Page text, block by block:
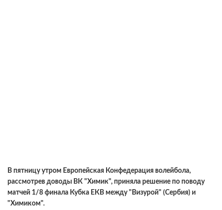
В пятницу утром Европейская Конфедерация волейбола,
рассмотрев доводы ВК "Химик", приняла решение по поводу
матчей 1/8 финала Кубка ЕКВ между "Визурой" (Сербия) и
"Химиком".